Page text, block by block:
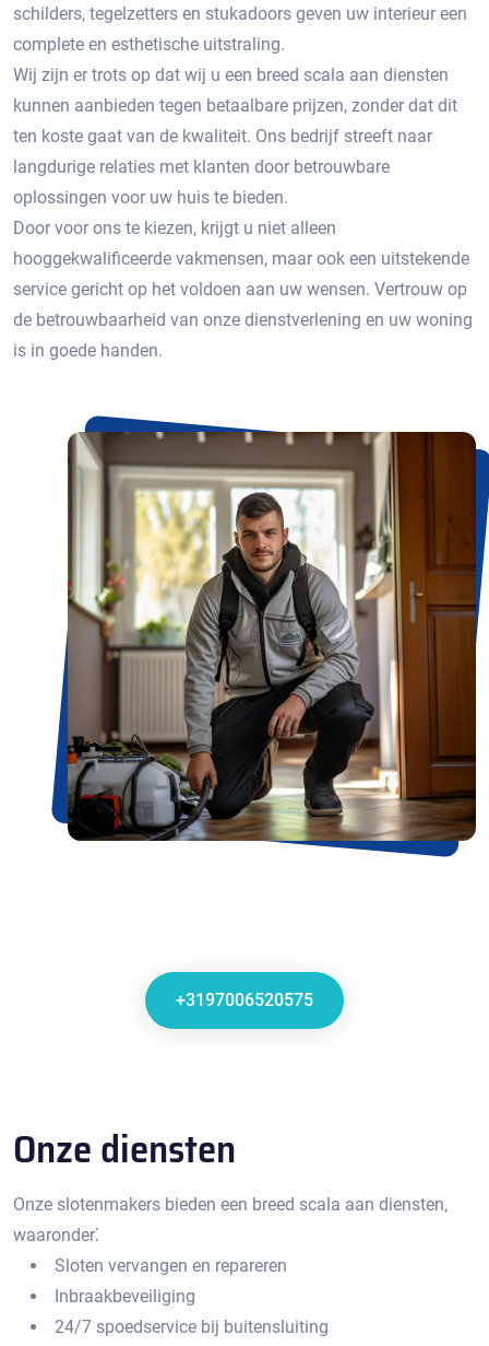
schilders, tegelzetters en stukadoors geven uw interieur een
complete en esthetische uitstraling.
Wij zijn er trots op dat wij u een breed scala aan diensten
kunnen aanbieden tegen betaalbare prijzen, zonder dat dit
ten koste gaat van de kwaliteit. Ons bedrijf streeft naar
langdurige relaties met klanten door betrouwbare
oplossingen voor uw huis te bieden.
Door voor ons te kiezen, krijgt u niet alleen
hooggekwalificeerde vakmensen, maar ook een uitstekende
service gericht op het voldoen aan uw wensen. Vertrouw op
de betrouwbaarheid van onze dienstverlening en uw woning
is in goede handen.
+3197006520575
Onze diensten
Onze slotenmakers bieden een breed scala aan diensten‚
waaronder⁚
Sloten vervangen en repareren
Inbraakbeveiliging
24/7 spoedservice bij buitensluiting